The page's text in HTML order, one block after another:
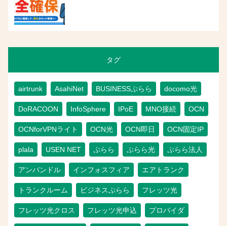
タグ
airtrunk AsahiNet BUSINESSぷらら docomo光
DoRACOON InfoSphere IPoE MNO接続 OCN
OCNforVPNライト OCN光 OCN即日 OCN固定IP
plala USEN NET ぷらら ぷらら光 ぷらら法人
アンバンドル インフォスフィア エアトランク
トランクルーム ビジネスぷらら フレッツ光
フレッツ光クロス フレッツ光申込 プロバイダ